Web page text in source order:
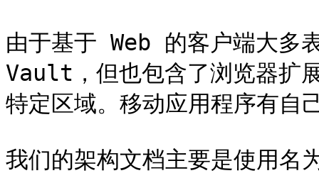
由于基于 Web 的客户端大多
Vault，但也包含了浏览器扩
特定区域。移动应用程序有自
我们的架构文档主要是使用